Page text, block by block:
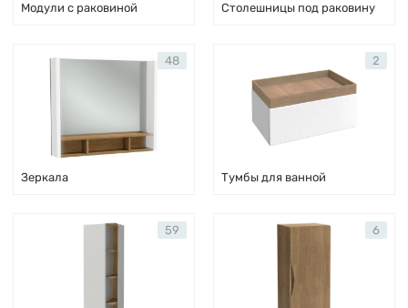
Модули с раковиной Столешницы под раковину
Зеркала
48
Тумбы для ванной
2
59 6